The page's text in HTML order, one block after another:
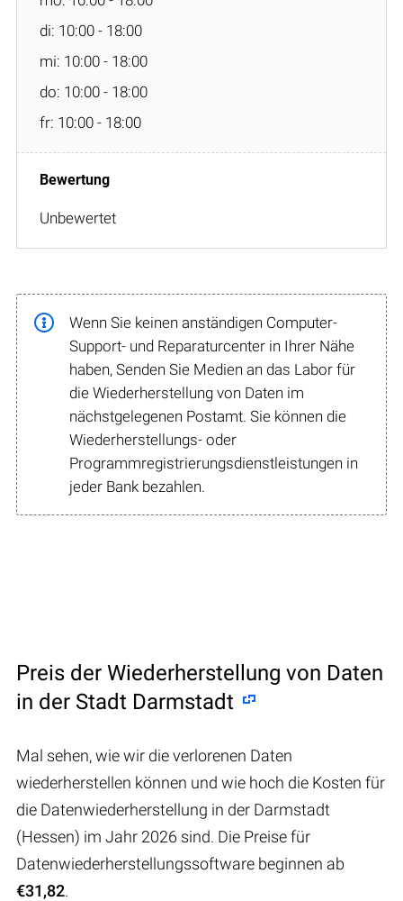
di: 10:00 - 18:00
mi: 10:00 - 18:00
do: 10:00 - 18:00
fr: 10:00 - 18:00
Unbewertet
Wenn Sie keinen anständigen Computer-
Support- und Reparaturcenter in Ihrer Nähe
haben, Senden Sie Medien an das Labor für
die Wiederherstellung von Daten im
nächstgelegenen Postamt. Sie können die
Wiederherstellungs- oder
Programmregistrierungsdienstleistungen in
jeder Bank bezahlen.
Preis der Wiederherstellung von Daten
in der Stadt Darmstadt
Mal sehen, wie wir die verlorenen Daten
wiederherstellen können und wie hoch die Kosten für
die Datenwiederherstellung in der Darmstadt
(Hessen) im Jahr 2026 sind. Die Preise für
Datenwiederherstellungssoftware beginnen ab
€31,82.